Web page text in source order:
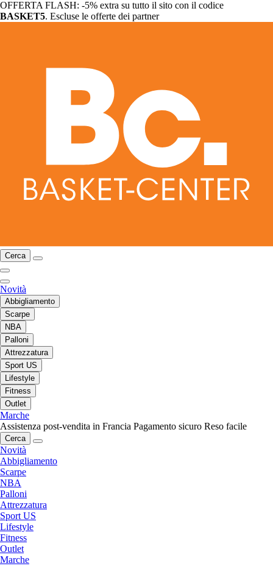
OFFERTA FLASH: -5% extra su tutto il sito con il codice
BASKET5. Escluse le offerte dei partner
Cerca
Novità
Abbigliamento
Scarpe
NBA
Palloni
Attrezzatura
Sport US
Lifestyle
Fitness
Outlet
Marche
Assistenza post-vendita in Francia Pagamento sicuro Reso facile
Cerca
Novità
Abbigliamento
Scarpe
NBA
Palloni
Attrezzatura
Sport US
Lifestyle
Fitness
Outlet
Marche